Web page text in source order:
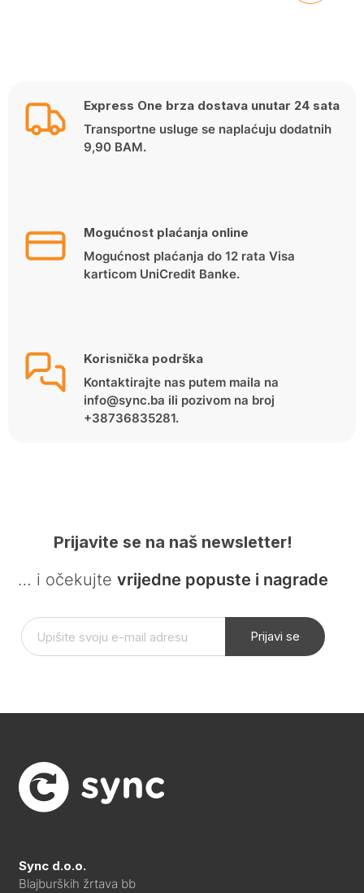
Express One brza dostava unutar 24 sata
Transportne usluge se naplaćuju dodatnih
9,90 BAM.
Mogućnost plaćanja online
Mogućnost plaćanja do 12 rata Visa
karticom UniCredit Banke.
Korisnička podrška
Kontaktirajte nas putem maila na
info@sync.ba ili pozivom na broj
+38736835281.
Prijavite se na naš newsletter!
… i očekujte vrijedne popuste i nagrade
Prijavi se
Sync d.o.o.
Blajburških žrtava bb